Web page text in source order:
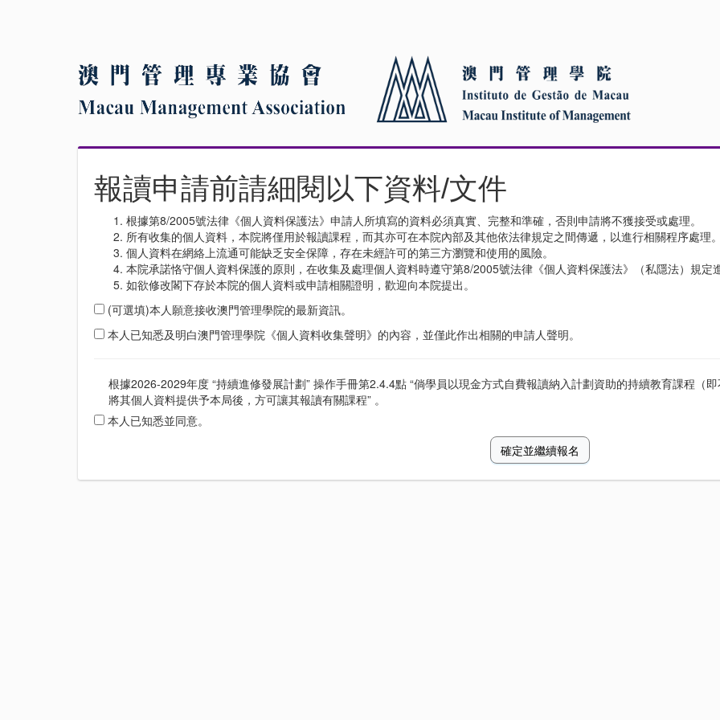
報讀申請前請細閱以下資料/文件
根據第8/2005號法律《個人資料保護法》申請人所填寫的資料必須真實、完整和準確，否則申請將不獲接受或處理。
所有收集的個人資料，本院將僅用於報讀課程，而其亦可在本院內部及其他依法律規定之間傳遞，以進行相關程序處理。
個人資料在網絡上流通可能缺乏安全保障，存在未經許可的第三方瀏覽和使用的風險。
本院承諾恪守個人資料保護的原則，在收集及處理個人資料時遵守第8/2005號法律《個人資料保護法》（私隱法）規定進
如欲修改閣下存於本院的個人資料或申請相關證明，歡迎向本院提出。
(可選填)本人願意接收澳門管理學院的最新資訊。
本人已知悉及明白澳門管理學院《個人資料收集聲明》的內容，並僅此作出相關的申請人聲明。
根據2026-2029年度 “持續進修發展計劃” 操作手冊第2.4.4點 “倘學員以現金方式自費報讀納入計劃資助的持續教育課程（
將其個人資料提供予本局後，方可讓其報讀有關課程” 。
本人已知悉並同意。
確定並繼續報名